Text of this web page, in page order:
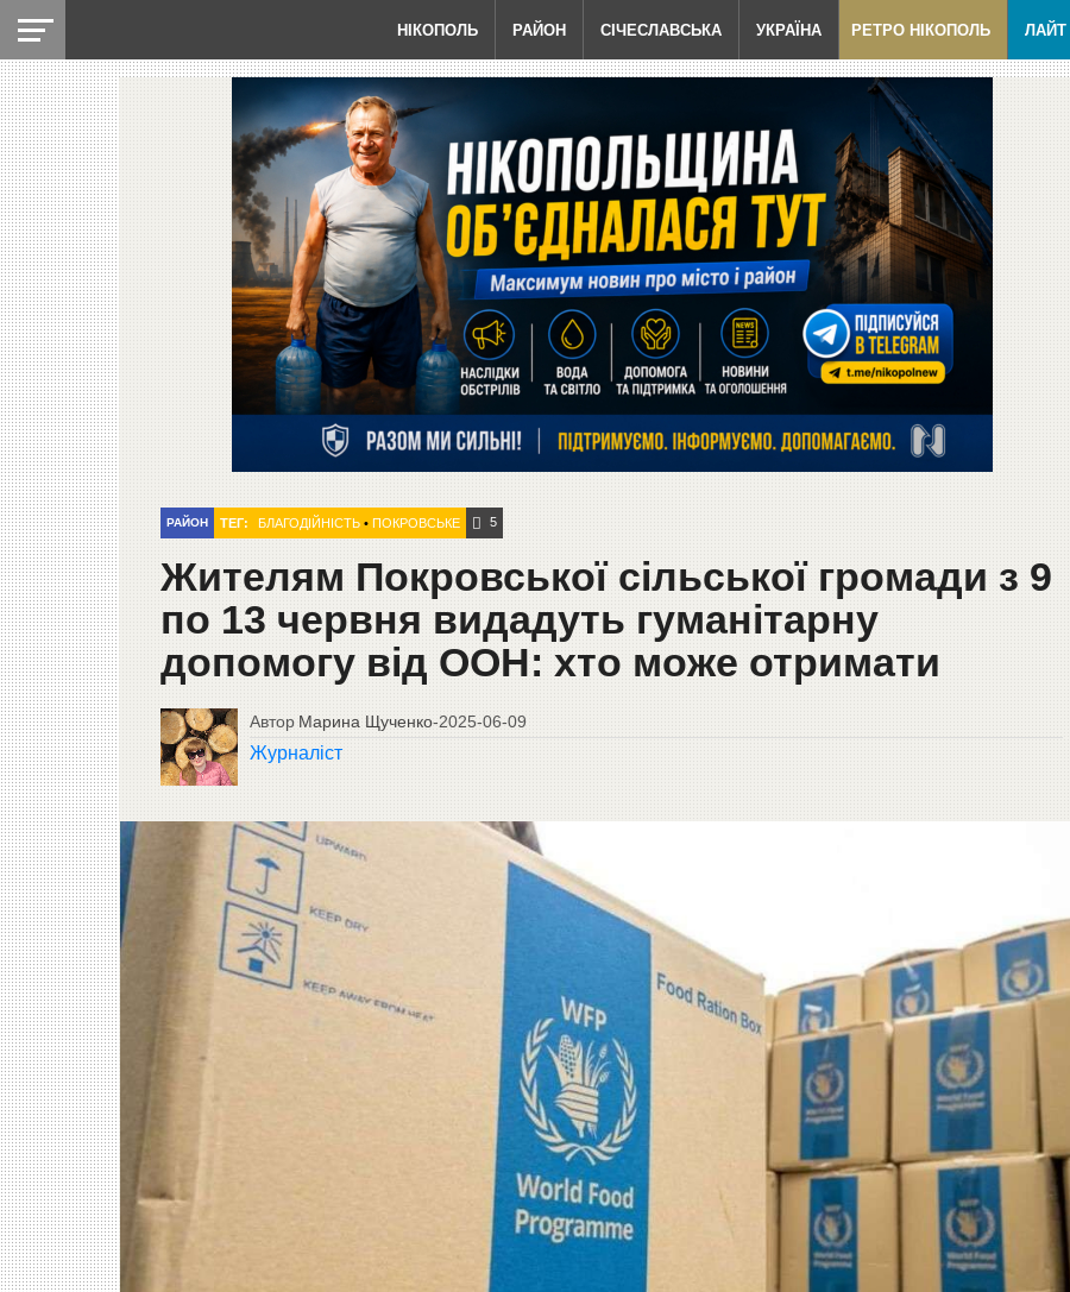
НІКОПОЛЬ РАЙОН СІЧЕСЛАВСЬКА УКРАЇНА РЕТРО НІКОПОЛЬ ЛАЙТ
РАЙОН ТЕГ: БЛАГОДІЙНІСТЬ• ПОКРОВСЬКЕ 5
Жителям Покровської сільської громади з 9
по 13 червня видадуть гуманітарну
допомогу від ООН: хто може отримати
Автор Марина Щученко-2025-06-09
Журналіст